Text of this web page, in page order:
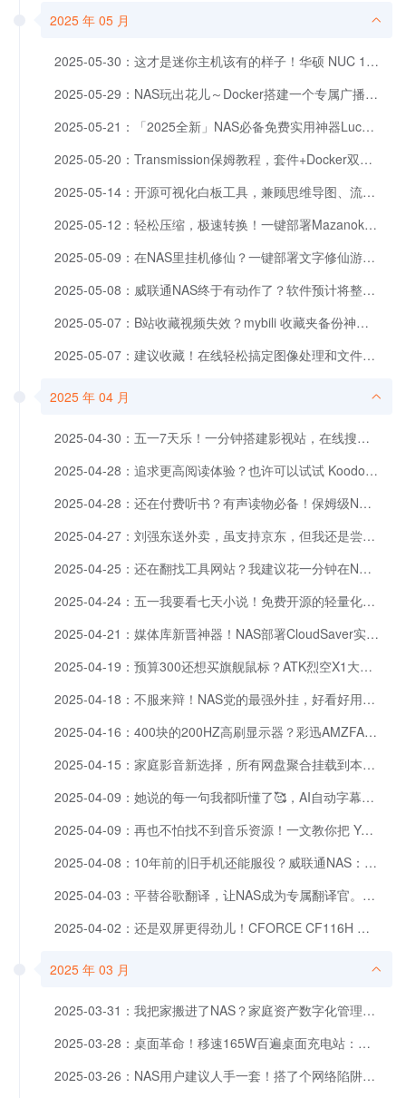
2025 年 05 月
2025-05-30：这才是迷你主机该有的样子！华硕 NUC 15 Pro+深度评测
2025-05-29：NAS玩出花儿～Docker搭建一个专属广播电台？！
2025-05-21：「2025全新」NAS必备免费实用神器Lucky，DDNS+自动证书+反向代理
2025-05-20：Transmission保姆教程，套件+Docker双版本，安装+汉化全流程
2025-05-14：开源可视化白板工具，兼顾思维导图、流程图，NAS一键部署Drawnix
2025-05-12：轻松压缩，极速转换！一键部署Mazanoke获得更安全的图片优化体验
2025-05-09：在NAS里挂机修仙？一键部署文字修仙游戏。
2025-05-08：威联通NAS终于有动作了？软件预计将整体迎来大改。
2025-05-07：B站收藏视频失效？mybili 收藏夹备份神器完整部署指南
2025-05-07：建议收藏！在线轻松搞定图像处理和文件转换，NAS一键部署神器Reubah
2025 年 04 月
2025-04-30：五一7天乐！一分钟搭建影视站，在线搜在线看。
2025-04-28：追求更高阅读体验？也许可以试试 Koodo Reader
2025-04-28：还在付费听书？有声读物必备！保姆级NAS部署Audiobookshelf教程
2025-04-27：刘强东送外卖，虽支持京东，但我还是尝试自己做菜。HowToCook自部署体验
2025-04-25：还在翻找工具网站？我建议花一分钟在NAS部署，彻底摆脱浏览器收藏夹！
2025-04-24：五一我要看七天小说！免费开源的轻量化书库talebook搭建流程。
2025-04-21：媒体库新晋神器！NAS部署CloudSaver实现一键网盘搜索与转存
2025-04-19：预算300还想买旗舰鼠标？ATK烈空X1大师版可能是最稳的选择
2025-04-18：不服来辩！NAS党的最强外挂，好看好用不花哨的服务器面板建议
2025-04-16：400块的200HZ高刷显示器？彩迅AMZFAST 25X1实乃高级卷王
2025-04-15：家庭影音新选择，所有网盘聚合挂载到本地，小白也能搞定Alist+CloudDrive2神操作
2025-04-09：她说的每一句我都听懂了🥰，AI自动字幕全流程工具：卡卡字幕助手
2025-04-09：再也不怕找不到音乐资源！一文教你把 YouTube/Spotify 装进NAS
2025-04-08：10年前的旧手机还能服役？威联通NAS：欢迎入职！
2025-04-03：平替谷歌翻译，让NAS成为专属翻译官。一分钟部署LibreTranslate
2025-04-02：还是双屏更得劲儿！CFORCE CF116H 便携屏，用完我回不去了
2025 年 03 月
2025-03-31：我把家搬进了NAS？家庭资产数字化管理革命，现在连袜子都有编号了！
2025-03-28：桌面革命！移速165W百遍桌面充电站：一机搞定多设备，极简桌搭新标杆
2025-03-26：NAS用户建议人手一套！搭了个网络陷阱，结果一个月钓了73条“黑客”